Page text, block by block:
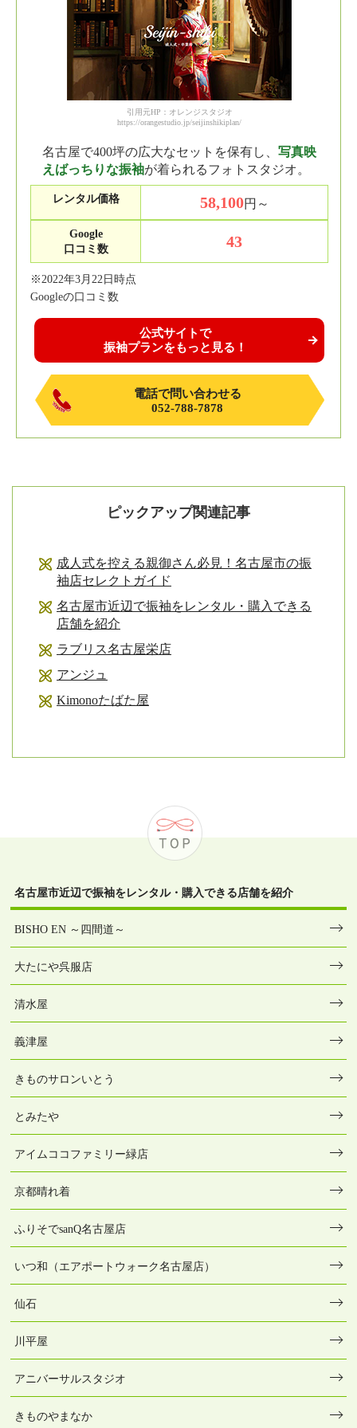
引用元HP：オレンジスタジオ
https://orangestudio.jp/seijinshikiplan/
名古屋で400坪の広大なセットを保有し、 写真映
えばっちりな振袖が着られるフォトスタジオ。
レンタル価格 58,100円～
Google
口コミ数
43
※2022年3月22日時点
Googleの口コミ数
公式サイトで
振袖プランをもっと見る！
電話で問い合わせる
052-788-7878
ピックアップ関連記事
成人式を控える親御さん必見！名古屋市の振
袖店セレクトガイド
名古屋市近辺で振袖をレンタル・購入できる
店舗を紹介
ラブリス名古屋栄店
アンジュ
Kimonoたばた屋
名古屋市近辺で振袖をレンタル・購入できる店舗を紹介
BISHO EN ～四間道～
大たにや呉服店
清水屋
義津屋
きものサロンいとう
とみたや
アイムココファミリー緑店
京都晴れ着
ふりそでsanQ名古屋店
いつ和（エアポートウォーク名古屋店）
仙石
川平屋
アニバーサルスタジオ
きものやまなか